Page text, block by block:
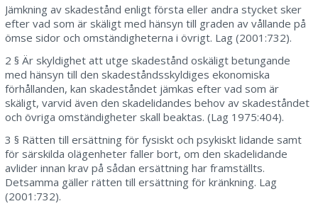
Jämkning av skadestånd enligt första eller andra stycket sker
efter vad som är skäligt med hänsyn till graden av vållande på
ömse sidor och omständigheterna i övrigt. Lag (2001:732).
2 § Är skyldighet att utge skadestånd oskäligt betungande
med hänsyn till den skadeståndsskyldiges ekonomiska
förhållanden, kan skadeståndet jämkas efter vad som är
skäligt, varvid även den skadelidandes behov av skadeståndet
och övriga omständigheter skall beaktas. (Lag 1975:404).
3 § Rätten till ersättning för fysiskt och psykiskt lidande samt
för särskilda olägenheter faller bort, om den skadelidande
avlider innan krav på sådan ersättning har framställts.
Detsamma gäller rätten till ersättning för kränkning. Lag
(2001:732).